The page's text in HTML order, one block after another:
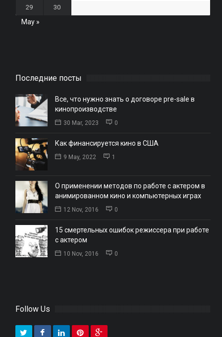
29 30
May »
Последние посты
Все, что нужно знать о договоре pre-sale в
кинопроизводстве
30 Mar, 2023 0
Как финансируется кино в США
9 May, 2022 1
О применении методов по работе с актером в
анимированном кино и компьютерных играх
12 Nov, 2016 0
15 смертельных ошибок режиссера при работе
с актером
10 Nov, 2016 0
Follow Us